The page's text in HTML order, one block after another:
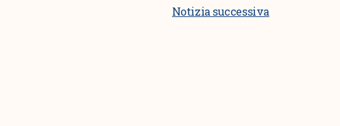
Notizia successiva